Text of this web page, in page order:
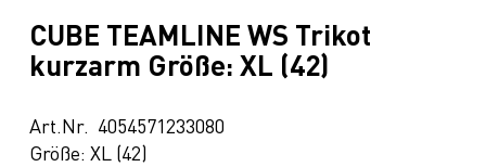
CUBE TEAMLINE WS Trikot
kurzarm Größe: XL (42)
Art.Nr. 4054571233080
Größe: XL (42)